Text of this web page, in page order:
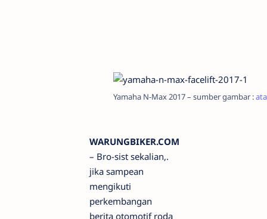
Yamaha N-Max 2017 – sumber gambar :
WARUNGBIKER.COM
– Bro-sist sekalian,.
jika sampean
mengikuti
perkembangan
berita otomotif roda